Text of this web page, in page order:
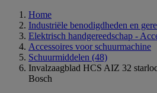
Home
Industriële benodigdheden en
Elektrisch handgereedschap -
Accessoires voor schuurmachine
Schuurmiddelen (48)
Invalzaagblad HCS AIZ 32
Bosch